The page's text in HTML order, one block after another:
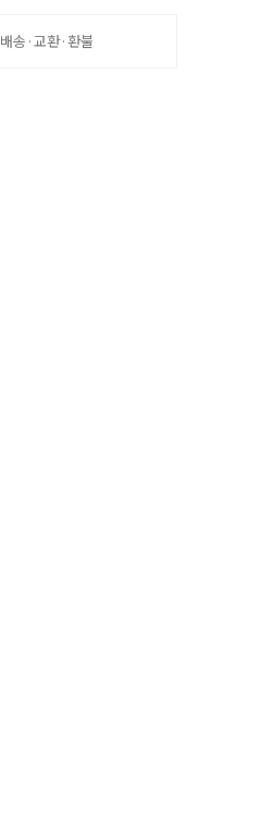
배송·교환·환불